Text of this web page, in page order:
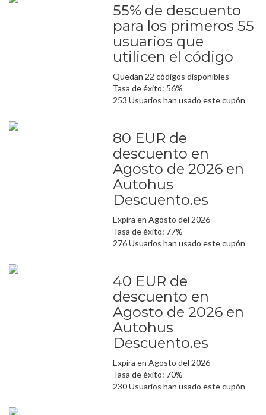
55% de descuento
para los primeros 55
usuarios que
utilicen el código
Quedan 22 códigos disponibles
Tasa de éxito: 56%
253 Usuarios han usado este cupón
80 EUR de
descuento en
Agosto de 2026 en
Autohus
Descuento.es
Expira en Agosto del 2026
Tasa de éxito: 77%
276 Usuarios han usado este cupón
40 EUR de
descuento en
Agosto de 2026 en
Autohus
Descuento.es
Expira en Agosto del 2026
Tasa de éxito: 70%
230 Usuarios han usado este cupón